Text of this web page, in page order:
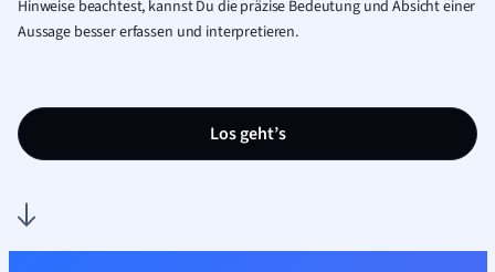
Hinweise beachtest, kannst Du die präzise Bedeutung und Absicht einer
Aussage besser erfassen und interpretieren.
Los geht’s